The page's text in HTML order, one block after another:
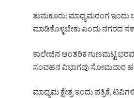
ತುಮಕೂರು: ಮಾಧ್ಯಮರಂಗ ಇಂದು
ಮಾಡಿಕೊಳ್ಳಬೇಕು ಎಂದು ನಗರದ
ಕಾಲೇಜಿನ ಆಂತರಿಕ ಗುಣಮಟ್ಟ
ಸಂವಹನ ವಿಭಾಗವು ಸೋಮವಾರ
ಮಾಧ್ಯಮ ಕ್ಷೇತ್ರ ಇಂದು ಪತ್ರಿಕೆ,